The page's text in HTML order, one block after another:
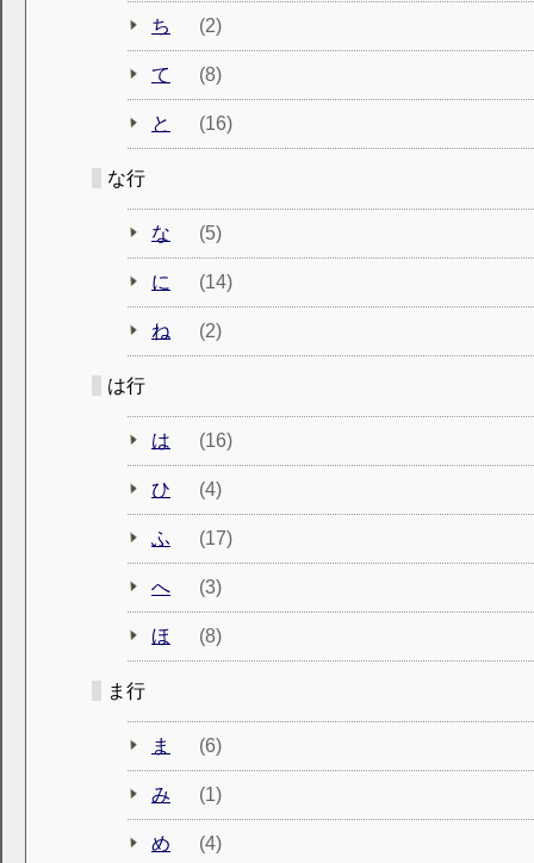
ち (2)
て (8)
と (16)
な行
な (5)
に (14)
ね (2)
は行
は (16)
ひ (4)
ふ (17)
へ (3)
ほ (8)
ま行
ま (6)
み (1)
め (4)